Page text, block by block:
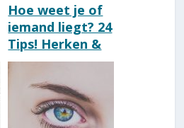
Hoe weet je of
iemand liegt? 24
Tips! Herken &
Ontmasker
Leugenaars